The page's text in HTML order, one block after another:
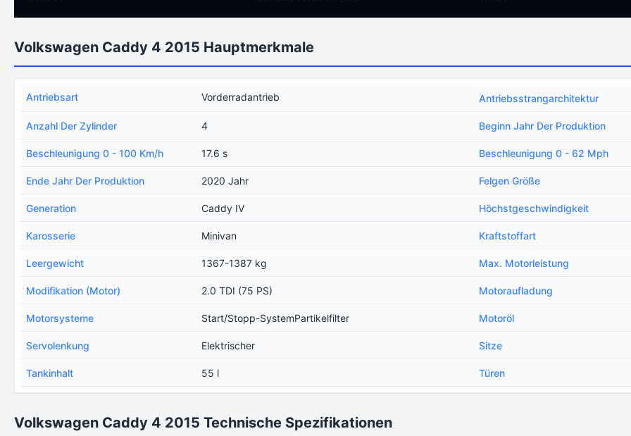
Volkswagen Caddy 4 2015 Hauptmerkmale
Antriebsart Vorderradantrieb Antriebsstrangarchitektur
Anzahl Der Zylinder 4 Beginn Jahr Der Produktion
Beschleunigung 0 - 100 Km/h 17.6 s Beschleunigung 0 - 62 Mph
Ende Jahr Der Produktion 2020 Jahr Felgen Größe
Generation Caddy IV Höchstgeschwindigkeit
Karosserie Minivan Kraftstoffart
Leergewicht 1367-1387 kg Max. Motorleistung
Modifikation (Motor) 2.0 TDI (75 PS) Motoraufladung
Motorsysteme Start/Stopp-SystemPartikelfilter Motoröl
Servolenkung Elektrischer Sitze
Tankinhalt 55 l Türen
Volkswagen Caddy 4 2015 Technische Spezifikationen